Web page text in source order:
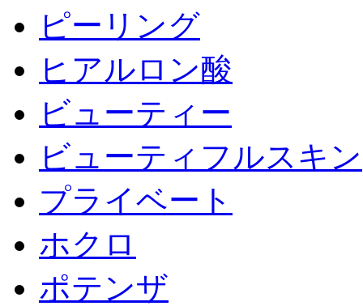
ピーリング
ヒアルロン酸
ビューティー
ビューティフルスキン
プライベート
ホクロ
ポテンザ